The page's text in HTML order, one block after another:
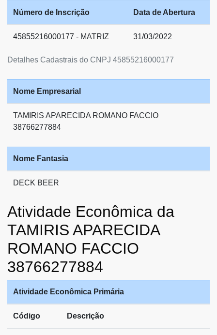
Detalhes Cadastrais do CNPJ 45855216000177
Número de Inscrição Data de Abertura
45855216000177 - MATRIZ 31/03/2022
Nome Empresarial
TAMIRIS APARECIDA ROMANO FACCIO
38766277884
Nome Fantasia
DECK BEER
Atividade Econômica da
TAMIRIS APARECIDA
ROMANO FACCIO
38766277884
Atividade Econômica Primária
Código Descrição